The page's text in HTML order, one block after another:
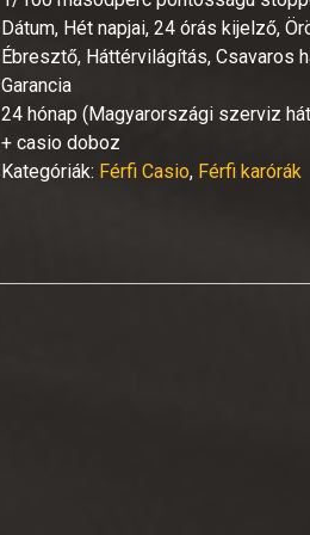
Dátum, Hét napjai, 24 órás kijelző,
Ébresztő, Háttérvilágítás, Csavaros
Garancia
24 hónap (Magyarországi szerviz
+ casio doboz
Kategóriák: Férfi Casio, Férfi karórák